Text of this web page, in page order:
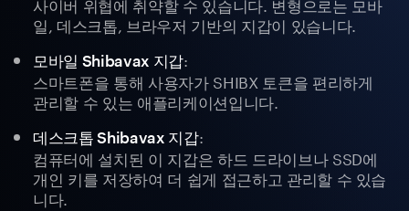
일, 데스크톱, 브라우저 기반의 지갑이 있습니다.
모바일 Shibavax 지갑:
스마트폰을 통해 사용자가 SHIBX 토큰을 편리하게
관리할 수 있는 애플리케이션입니다.
데스크톱 Shibavax 지갑:
컴퓨터에 설치된 이 지갑은 하드 드라이브나 SSD에
개인 키를 저장하여 더 쉽게 접근하고 관리할 수 있습
니다.